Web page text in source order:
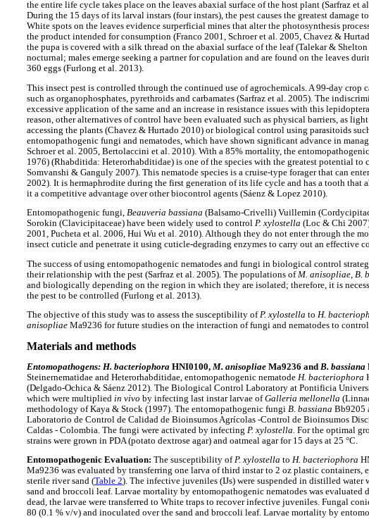
the entire life cycle takes place on the leaves abaxial surface of the host plant (Sarfraz et
During the 15 days of its larval instars (four instars), the pest causes the greatest
White spots on the leaves evidence surperficial mines that alter the photosynthesis
the product intended for consumption (Franco 2001, Schroer et al. 2005, Chavez &
the pupa is covered with a silk thread on the abaxial surface of the leaf (Talekar &
nocturnal; males emerge seeking a partner for copulation and are found on the leaves
360 eggs (Furlong et al. 2013).
This insect pest is controlled through the continued use of agrochemicals. A 99-day crop
such as organophosphates, pyrethroids and carbamates (Sarfraz et al. 2005). The
excessive application of the same and an increase in resistance issues with this
reason, other alternatives of control have been evaluated such as physical barriers, as
accessing the plants (Chavez & Hurtado 2010) or biological control using parasitoids
entomopathogenic fungi and nematodes, which have shown significant advance in
Schroer et al. 2005, Bertolaccini et al. 2010). With a 85% mortality, the entomopathogenic
1976) (Rhabditida: Heterorhabditidae) is one of the species with the greatest potential to
Somvanshi & Ganguly 2007). This nematode species is a cruise-type forager that can
2002). It is hermaphrodite during the first generation of its life cycle and has a tooth that
it a competitive advantage over other biocontrol agents (Sáenz & Lopez 2010).
Entomopathogenic fungi, Beauveria bassiana (Balsamo-Crivelli) Vuillemin
Sorokin (Clavicipitaceae) have been widely used to control P. xylostella (Loc & Chi
2001, Pucheta et al. 2006, Hui Wu et al. 2010). Although they do not enter through the
insect cuticle and penetrate it using cuticle-degrading enzymes to carry out an effective
The success of using entomopathogenic nematodes and fungi in biological control
their relationship with the pest (Sarfraz et al. 2005). The populations ofM. anisopliae, B.
and biologically depending on the region in which they are isolated; therefore, it is
the pest to be controlled (Furlong et al. 2013).
The objective of this study was to assess the susceptibility ofP. xylostella to H.
anisopliae Ma9236 for future studies on the interaction of fungi and nematodes to
Materials and methods
Entomopathogens: H. bacteriophora HNI0100, M. anisopliae Ma9236 and B. bassiana
Steinernematidae and Heterorhabditidae, entomopathogenic nematode H. bacteriophora
(Delgado-Ochica & Sáenz 2012). The Biological Control Laboratory at Pontificia
which were multiplied in vivo by infecting last instar larvae ofGalleria mellonella
methodology of Kaya & Stock (1997). The entomopathogenic fungi B. bassiana Bb9205
Laboratorio de Control de Calidad de Bioinsumos Agrícolas -Control de Bioinsumos
Caldas - Colombia. The fungi were activated by infecting P. xylostella. For the optimal
strains were grown in PDA (potato dextrose agar) and oatmeal agar for 15 days at 25 °C.
Entomopathogenic Evaluation: The susceptibility ofP. xylostella to H. bacteriophora
Ma9236 was evaluated by transferring one larva of third instar to 2 oz plastic
sterile river sand (Table 2). The infective juveniles (IJs) were suspended in distilled
sand and broccoli leaf. Larvae mortality by entomopathogenic nematodes was evaluated
dead, the larvae were transferred to White traps to recover infective juveniles. Fungal
80 (0.1 % v/v) and inoculated over the sand and broccoli leaf. Larvae mortality by